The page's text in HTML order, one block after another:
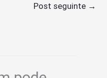
Post seguinte →